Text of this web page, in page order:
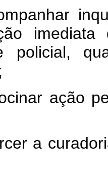
policial,
ação
a